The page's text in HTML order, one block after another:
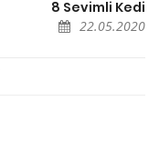
8 Sevimli Kedi
22.05.2020